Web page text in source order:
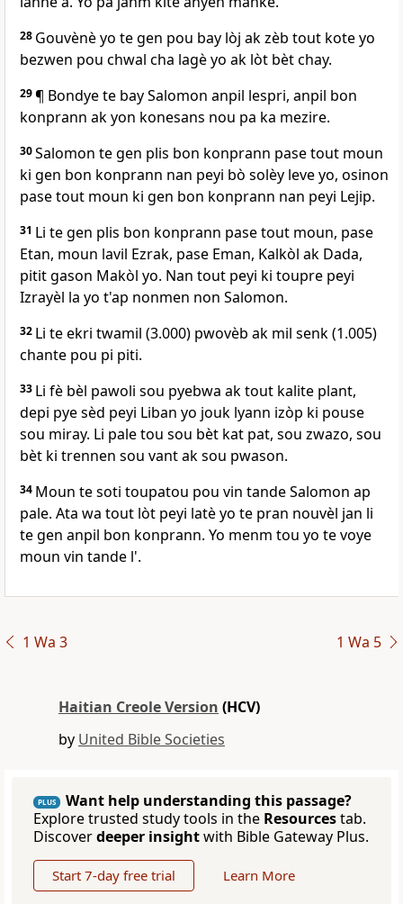
28 Gouvènè yo te gen pou bay lòj ak zèb tout kote yo
bezwen pou chwal cha lagè yo ak lòt bèt chay.
29¶ Bondye te bay Salomon anpil lespri, anpil bon
konprann ak yon konesans nou pa ka mezire.
30Salomon te gen plis bon konprann pase tout moun
ki gen bon konprann nan peyi bò solèy leve yo, osinon
pase tout moun ki gen bon konprann nan peyi Lejip.
31 Li te gen plis bon konprann pase tout moun, pase
Etan, moun lavil Ezrak, pase Eman, Kalkòl ak Dada,
pitit gason Makòl yo. Nan tout peyi ki toupre peyi
Izrayèl la yo t'ap nonmen non Salomon.
32 Li te ekri twamil (3.000) pwovèb ak mil senk (1.005)
chante pou pi piti.
33 Li fè bèl pawoli sou pyebwa ak tout kalite plant,
depi pye sèd peyi Liban yo jouk lyann izòp ki pouse
sou miray. Li pale tou sou bèt kat pat, sou zwazo, sou
bèt ki trennen sou vant ak sou pwason.
34 Moun te soti toupatou pou vin tande Salomon ap
pale. Ata wa tout lòt peyi latè yo te pran nouvèl jan li
te gen anpil bon konprann. Yo menm tou yo te voye
moun vin tande l'.
1 Wa 3 1 Wa 5
Haitian Creole Version (HCV)
by United Bible Societies
PLUS
Want help understanding this passage?
Explore trusted study tools in the Resourcestab.
Discoverdeeper insightwith Bible Gateway Plus.
Start 7-day free trial Learn More